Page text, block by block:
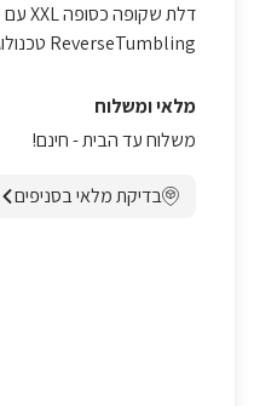
דלת שקופה כסופה XXL עם פתח הטענה ענק ואופציה להפיכת דלת וידית ל 4 כיוונים
ReverseTumbling טכנולוגיית קריס קרוס להפחתת קמטים ושיפור הייבוש
מלאי ומשלוח
משלוח עד הבית - חינם!
בדיקת מלאי בסניפים